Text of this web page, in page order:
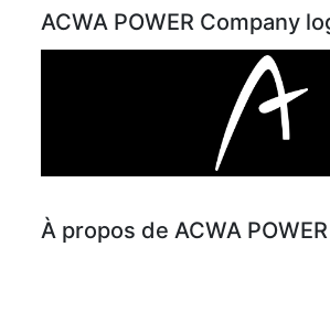
ACWA POWER Company
À propos de ACWA